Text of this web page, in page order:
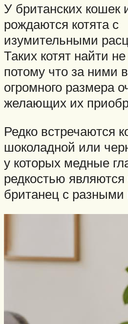
У британских кошек
рождаются котята с
изумительными
Таких котят найти
потому что за ними
огромного размера
желающих их
Редко встречаются
шоколадной или
у которых медные
редкостью
британец с разными